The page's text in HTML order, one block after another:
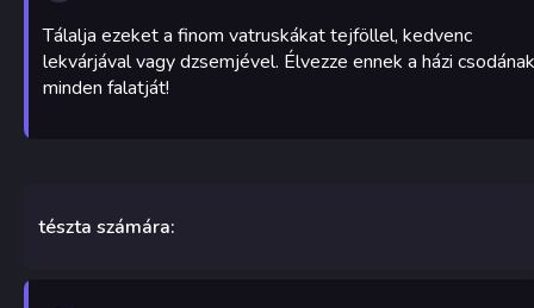
Tálalja ezeket a finom vatruskákat tejföllel, kedvenc
lekvárjával vagy dzsemjével. Élvezze ennek a házi csodának
minden falatját!
tészta számára: